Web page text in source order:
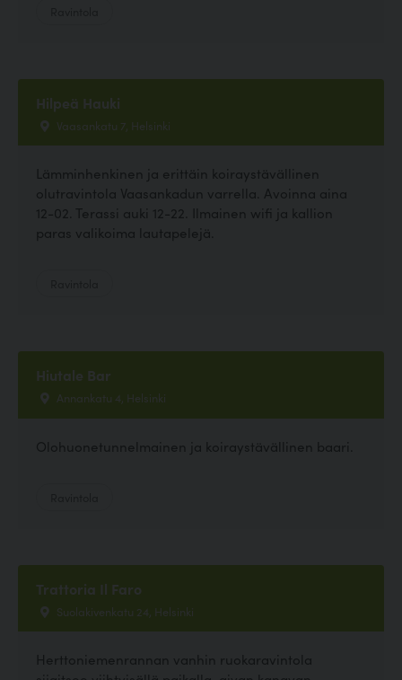
Hilpeä Hauki
Vaasankatu 7, Helsinki
Lämminhenkinen ja erittäin koiraystävällinen
olutravintola Vaasankadun varrella. Avoinna aina
12-02. Terassi auki 12-22. Ilmainen wifi ja kallion
paras valikoima lautapelejä.
Hiutale Bar
Annankatu 4, Helsinki
Olohuonetunnelmainen ja koiraystävällinen baari.
Trattoria Il Faro
Suolakivenkatu 24, Helsinki
Herttoniemenrannan vanhin ruokaravintola